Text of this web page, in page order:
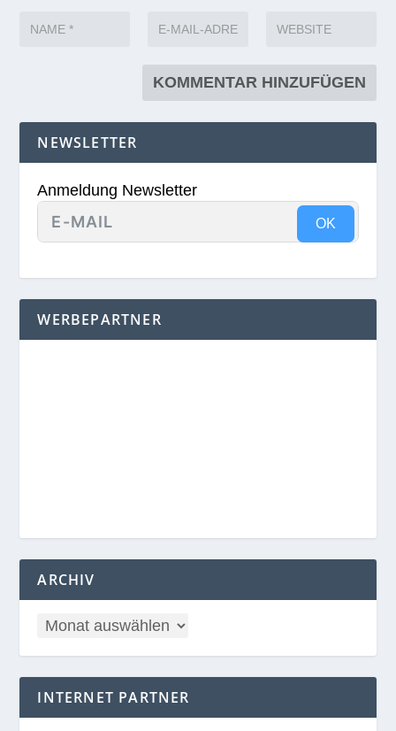
NEWSLETTER
Anmeldung Newsletter
OK
WERBEPARTNER
ARCHIV
INTERNET PARTNER